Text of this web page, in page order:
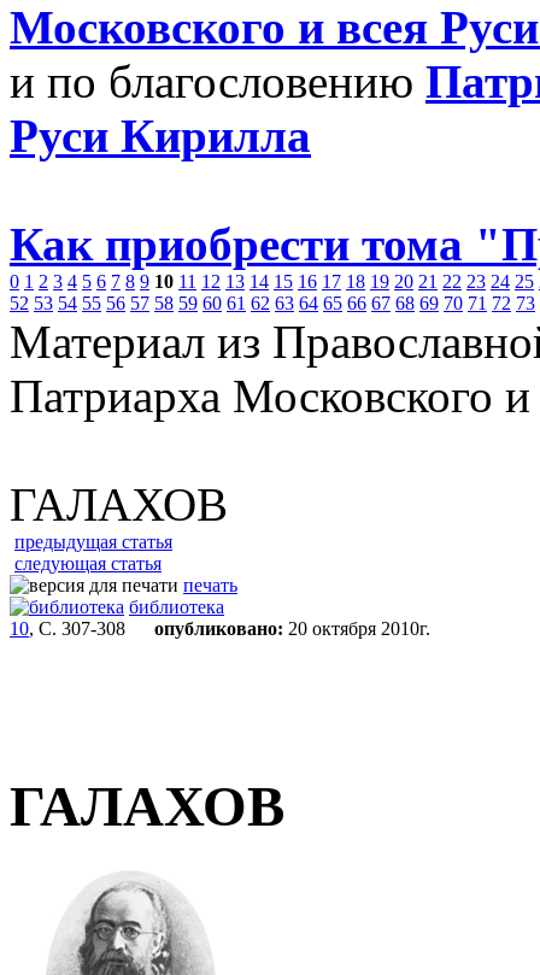
Московского и всея
и по благословению
Руси Кирилла
Как приобрести тома
0 1 2 3 4 5 6 7 8 9 10 11 12 13 14 15 16 17 18 19 20 21 22 23 24 25
52 53 54 55 56 57 58 59 60 61 62 63 64 65 66 67 68 69 70 71 72 73
Материал из
Патриарха Московского
ГАЛАХОВ
предыдущая статья
следующая статья
печать
библиотека
10, С. 307-308 опубликовано: 20 октября 2010г.
ГАЛАХОВ